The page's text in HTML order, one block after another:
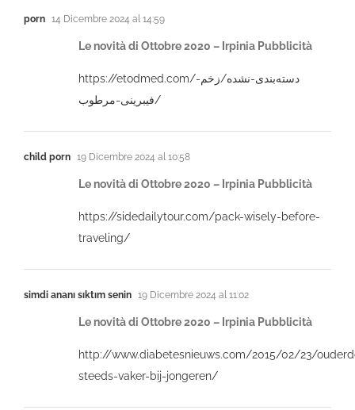
porn 14 Dicembre 2024 al 14:59
Le novità di Ottobre 2020 – Irpinia Pubblicità
https://etodmed.com/دسته‌بندی-نشده/زخم-
فیبرینی-مرطوب/
child porn 19 Dicembre 2024 al 10:58
Le novità di Ottobre 2020 – Irpinia Pubblicità
https://sidedailytour.com/pack-wisely-before-
traveling/
simdi ananı sıktım senin 19 Dicembre 2024 al 11:02
Le novità di Ottobre 2020 – Irpinia Pubblicità
http://www.diabetesnieuws.com/2015/02/23/
steeds-vaker-bij-jongeren/